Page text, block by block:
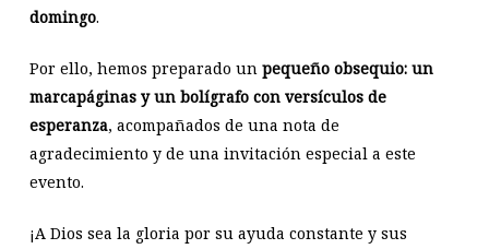
domingo.
Por ello, hemos preparado un pequeño obsequio: un
marcapáginas y un bolígrafo con versículos de
esperanza, acompañados de una nota de
agradecimiento y de una invitación especial a este
evento.
¡A Dios sea la gloria por su ayuda constante y sus